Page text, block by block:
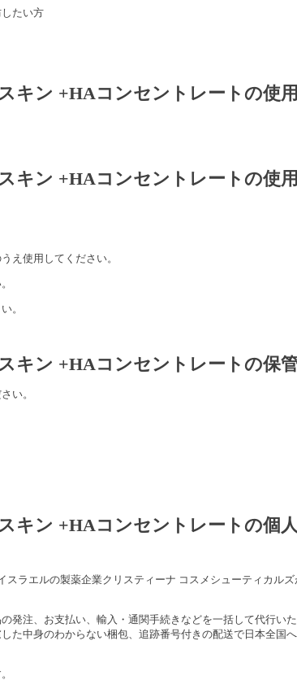
たい方
キン +HAコンセントレートの使
キン +HAコンセントレートの使
え使用してください。
。
キン +HAコンセントレートの保
い。
ン +HAコンセントレートの個
ラエルの製薬企業クリスティーナ コスメシューティカルズ
注、お支払い、輸入・通関手続きなどを一括して代行いた
た中身のわからない梱包、追跡番号付きの配送で日本全国